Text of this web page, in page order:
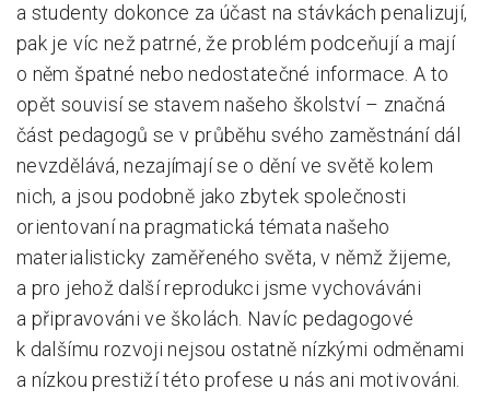
a studenty dokonce za účast na stávkách penalizují,
pak je víc než patrné, že problém podceňují a mají
o něm špatné nebo nedostatečné informace. A to
opět souvisí se stavem našeho školství – značná
část pedagogů se v průběhu svého zaměstnání dál
nevzdělává, nezajímají se o dění ve světě kolem
nich, a jsou podobně jako zbytek společnosti
orientovaní na pragmatická témata našeho
materialisticky zaměřeného světa, v němž žijeme,
a pro jehož další reprodukci jsme vychováváni
a připravováni ve školách. Navíc pedagogové
k dalšímu rozvoji nejsou ostatně nízkými odměnami
a nízkou prestiží této profese u nás ani motivováni.